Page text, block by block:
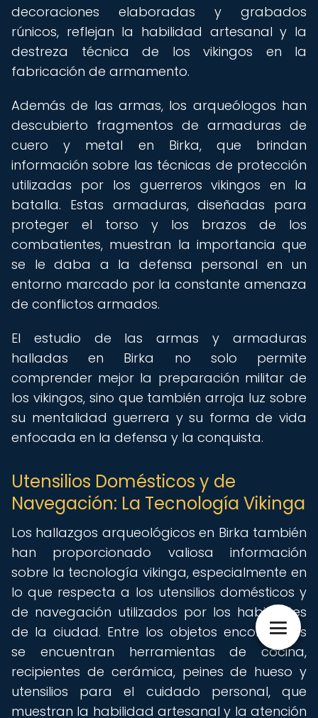
decoraciones elaboradas y grabados
rúnicos, reflejan la habilidad artesanal y la
destreza técnica de los vikingos en la
fabricación de armamento.
Además de las armas, los arqueólogos han
descubierto fragmentos de armaduras de
cuero y metal en Birka, que brindan
información sobre las técnicas de protección
utilizadas por los guerreros vikingos en la
batalla. Estas armaduras, diseñadas para
proteger el torso y los brazos de los
combatientes, muestran la importancia que
se le daba a la defensa personal en un
entorno marcado por la constante amenaza
de conflictos armados.
El estudio de las armas y armaduras
halladas en Birka no solo permite
comprender mejor la preparación militar de
los vikingos, sino que también arroja luz sobre
su mentalidad guerrera y su forma de vida
enfocada en la defensa y la conquista.
Utensilios Domésticos y de
Navegación: La Tecnología Vikinga
Los hallazgos arqueológicos en Birka también
han proporcionado valiosa información
sobre la tecnología vikinga, especialmente en
lo que respecta a los utensilios domésticos y
de navegación utilizados por los habitantes
de la ciudad. Entre los objetos encontrados
se encuentran herramientas de cocina,
recipientes de cerámica, peines de hueso y
utensilios para el cuidado personal, que
muestran la habilidad artesanal y la atención